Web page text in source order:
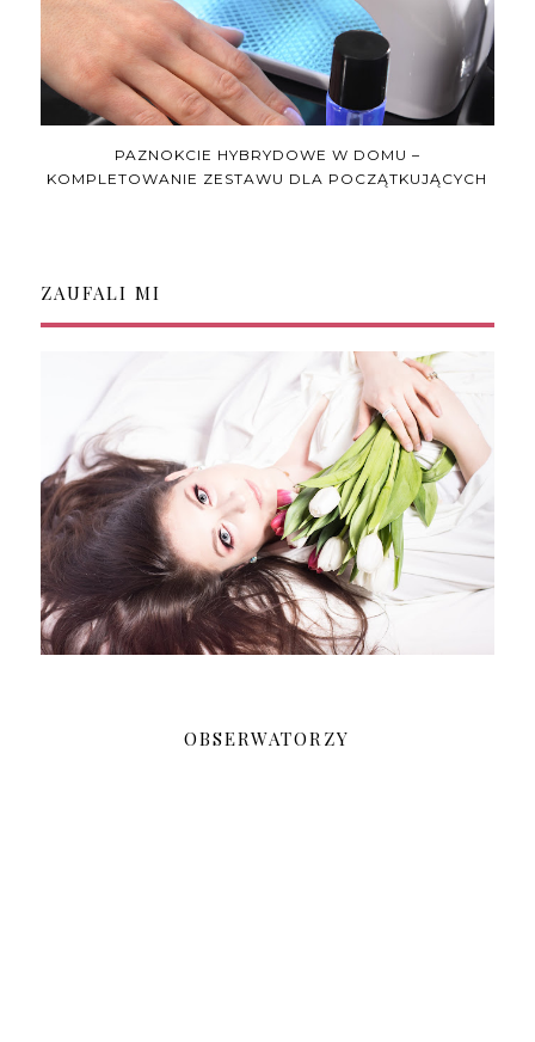
PAZNOKCIE HYBRYDOWE W DOMU –
KOMPLETOWANIE ZESTAWU DLA POCZĄTKUJĄCYCH
ZAUFALI MI
OBSERWATORZY